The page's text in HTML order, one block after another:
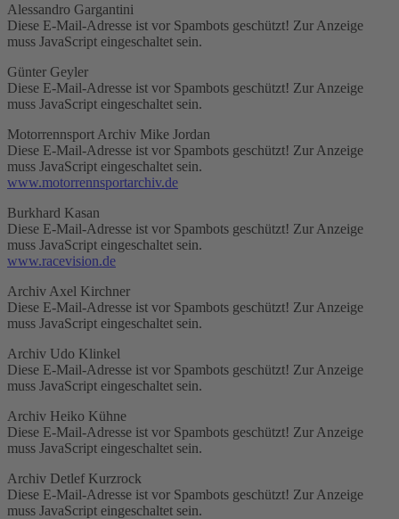
Alessandro Gargantini
Diese E-Mail-Adresse ist vor Spambots geschützt! Zur Anzeige
muss JavaScript eingeschaltet sein.
Günter Geyler
Diese E-Mail-Adresse ist vor Spambots geschützt! Zur Anzeige
muss JavaScript eingeschaltet sein.
Motorrennsport Archiv Mike Jordan
Diese E-Mail-Adresse ist vor Spambots geschützt! Zur Anzeige
muss JavaScript eingeschaltet sein.
www.motorrennsportarchiv.de
Burkhard Kasan
Diese E-Mail-Adresse ist vor Spambots geschützt! Zur Anzeige
muss JavaScript eingeschaltet sein.
www.racevision.de
Archiv Axel Kirchner
Diese E-Mail-Adresse ist vor Spambots geschützt! Zur Anzeige
muss JavaScript eingeschaltet sein.
Archiv Udo Klinkel
Diese E-Mail-Adresse ist vor Spambots geschützt! Zur Anzeige
muss JavaScript eingeschaltet sein.
Archiv Heiko Kühne
Diese E-Mail-Adresse ist vor Spambots geschützt! Zur Anzeige
muss JavaScript eingeschaltet sein.
Archiv Detlef Kurzrock
Diese E-Mail-Adresse ist vor Spambots geschützt! Zur Anzeige
muss JavaScript eingeschaltet sein.